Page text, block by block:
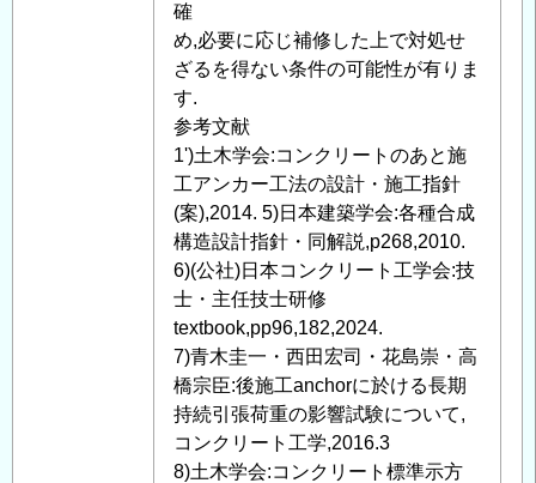
確
め,必要に応じ補修した上で対処せ
ざるを得ない条件の可能性が有りま
す.
参考文献
1')土木学会:コンクリートのあと施
工アンカー工法の設計・施工指針
(案),2014. 5)日本建築学会:各種合成
構造設計指針・同解説,p268,2010.
6)(公社)日本コンクリート工学会:技
士・主任技士研修
textbook,pp96,182,2024.
7)青木圭一・西田宏司・花島崇・高
橋宗臣:後施工anchorに於ける長期
持続引張荷重の影響試験について,
コンクリート工学,2016.3
8)土木学会:コンクリート標準示方